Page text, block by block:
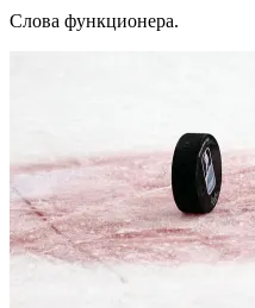
Слова функционера.